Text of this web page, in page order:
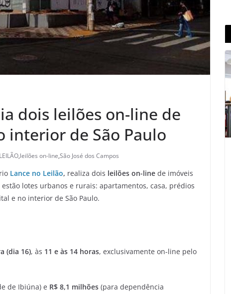
dois leilões on-line de
interior de São Paulo
LEILÃO,leilões on-line,São José dos Campos
Lance no Leilão, realiza dois leilões on-line de imóveis
lotes urbanos e rurais: apartamentos, casa, prédios
e no interior de São Paulo.
(dia 16), às 11 e às 14 horas, exclusivamente on-line pelo
de Ibiúna) e R$ 8,1 milhões (para dependência